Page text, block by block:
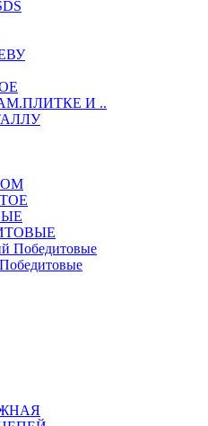
И ..
Победитовые